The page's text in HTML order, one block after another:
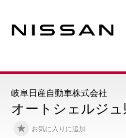
オートシェルジュ
お気に入りに追加
岐阜日産自動車株式会社